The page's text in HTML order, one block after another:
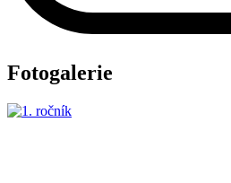
Fotogalerie